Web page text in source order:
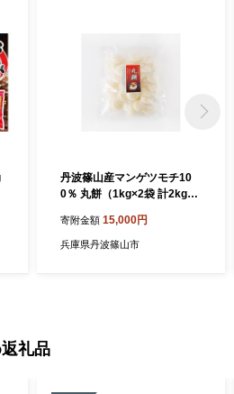
丹波篠山産マンゲツモチ10
0％ 丸餅（1kg×2袋 計2kg）
モチ 満月餅 丹波たぶち農場
寄附金額 15,000円
兵庫県丹波篠山市
礼品